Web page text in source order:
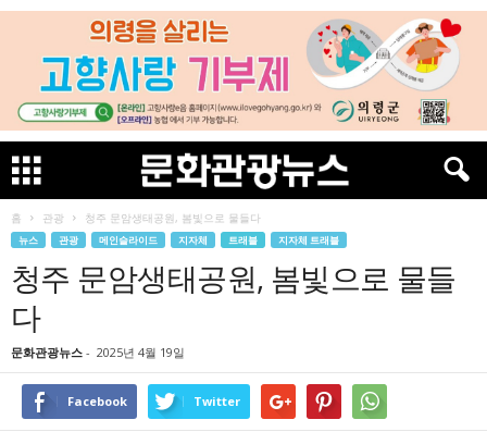
홈 관광 청주 문암생태공원, 봄빛으로 물들다
뉴스 관광 메인슬라이드 지자체 트래블 지자체 트래블
청주 문암생태공원, 봄빛으로 물들
다
문화관광뉴스 - 2025년 4월 19일
Facebook Twitter